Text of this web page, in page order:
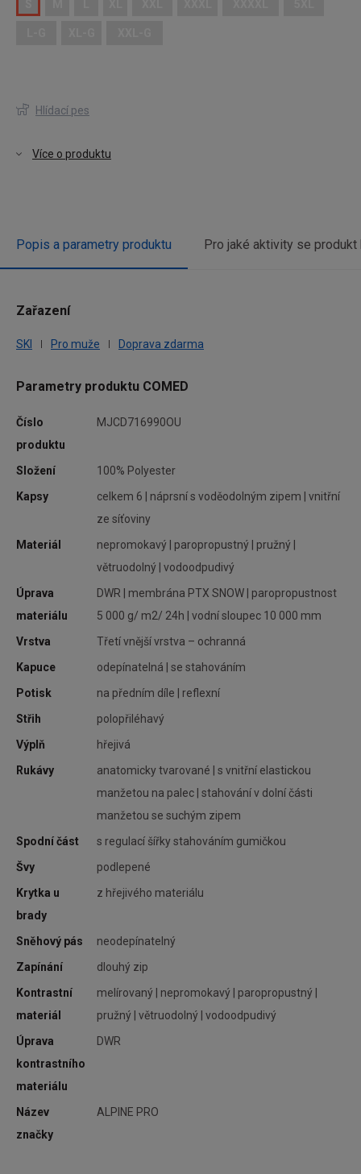
Hlídací pes
Více o produktu
Popis a parametry produktu Pro jaké aktivity se produkt
Zařazení
SKI Pro muže Doprava zdarma
Parametry produktu COMED
Číslo
produktu
MJCD716990OU
Složení
100% Polyester
Kapsy
celkem 6 | náprsní s voděodolným zipem | vnitřní
ze síťoviny
Materiál
nepromokavý | paropropustný | pružný |
větruodolný | vodoodpudivý
Úprava
materiálu
DWR | membrána PTX SNOW | paropropustnost
5 000 g/ m2/ 24h | vodní sloupec 10 000 mm
Vrstva
Třetí vnější vrstva – ochranná
Kapuce
odepínatelná | se stahováním
Potisk
na předním díle | reflexní
Střih
polopřiléhavý
Výplň
hřejivá
Rukávy
anatomicky tvarované | s vnitřní elastickou
manžetou na palec | stahování v dolní části
manžetou se suchým zipem
Spodní část
s regulací šířky stahováním gumičkou
Švy
podlepené
Krytka u
brady
z hřejivého materiálu
Sněhový pás
neodepínatelný
Zapínání
dlouhý zip
Kontrastní
materiál
melírovaný | nepromokavý | paropropustný |
pružný | větruodolný | vodoodpudivý
Úprava
kontrastního
materiálu
DWR
Název
značky
ALPINE PRO